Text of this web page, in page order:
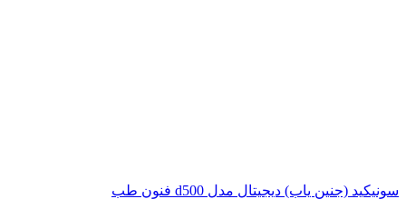
سونیکید (جنین یاب) دیجیتال مدل d500 فنون طب